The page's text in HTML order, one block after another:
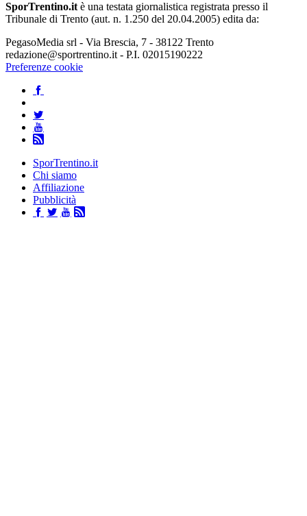
SporTrentino.it è una testata giornalistica registrata presso il
Tribunale di Trento (aut. n. 1.250 del 20.04.2005) edita da:
PegasoMedia srl - Via Brescia, 7 - 38122 Trento
redazione@sportrentino.it - P.I. 02015190222
Preferenze cookie
SporTrentino.it
Chi siamo
Affiliazione
Pubblicità